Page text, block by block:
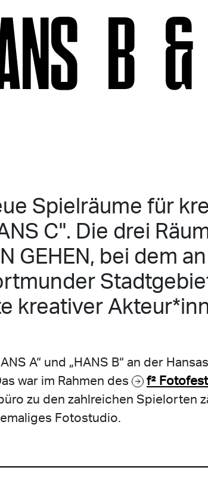
B
Spielräume für
C". Die drei
GEHEN, bei dem an
kreativer
A“ und „HANS B“ an der
war im Rahmen des
f²
zu den zahlreichen Spielorten
Fotostudio.